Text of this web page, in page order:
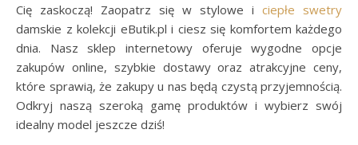
Cię zaskoczą! Zaopatrz się w stylowe i ciepłe swetry
damskie z kolekcji eButik.pl i ciesz się komfortem każdego
dnia. Nasz sklep internetowy oferuje wygodne opcje
zakupów online, szybkie dostawy oraz atrakcyjne ceny,
które sprawią, że zakupy u nas będą czystą przyjemnością.
Odkryj naszą szeroką gamę produktów i wybierz swój
idealny model jeszcze dziś!